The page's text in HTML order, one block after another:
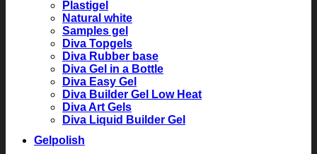
Plastigel
Natural white
Samples gel
Diva Topgels
Diva Rubber base
Diva Gel in a Bottle
Diva Easy Gel
Diva Builder Gel Low Heat
Diva Art Gels
Diva Liquid Builder Gel
Gelpolish